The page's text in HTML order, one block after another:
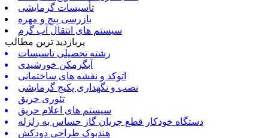
تأسیسات گرمایشی
بازرسی پیچ و مهره
سیستم های انتقال آب گرم
پربازدید ترین مطالب
رشته تحصیلی تاسیسات
آبگرمکن خورشیدی
اتوکد و نقشه های ساختمانی
نصب و نگهداری پکیج گرمایشی
تئوری حریق
سیستم های اعلام حریق
دستگاه خودکار قطع جریان گاز حساس به زلزله
هندبوک طراحی دودکش